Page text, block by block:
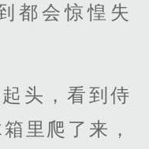
都会惊惶失
头，看到侍
里爬了来，